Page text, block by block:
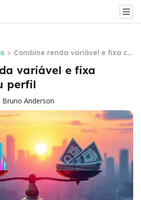
> Combine renda variável e fixa co
nforme seu perfil
variável e fixa
perfil
Bruno Anderson